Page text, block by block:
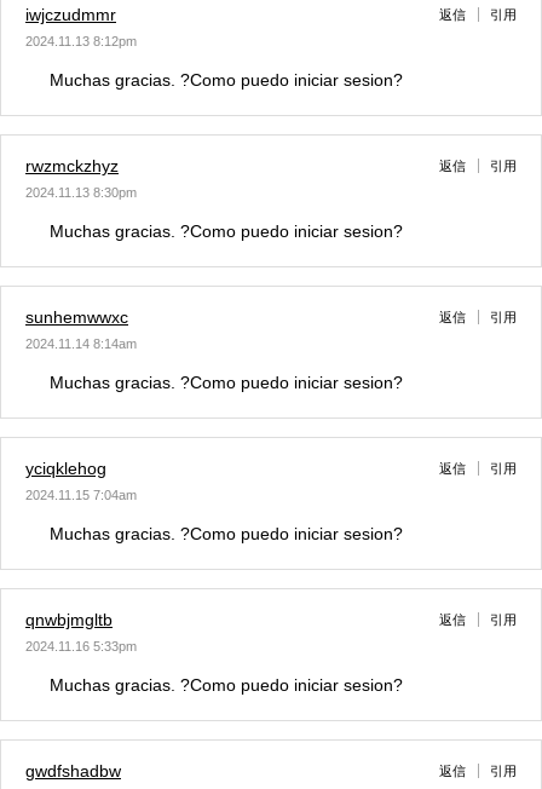
iwjczudmmr
2024.11.13 8:12pm
返信 引用
Muchas gracias. ?Como puedo iniciar sesion?
rwzmckzhyz
2024.11.13 8:30pm
返信 引用
Muchas gracias. ?Como puedo iniciar sesion?
sunhemwwxc
2024.11.14 8:14am
返信 引用
Muchas gracias. ?Como puedo iniciar sesion?
yciqklehog
2024.11.15 7:04am
返信 引用
Muchas gracias. ?Como puedo iniciar sesion?
qnwbjmgltb
2024.11.16 5:33pm
返信 引用
Muchas gracias. ?Como puedo iniciar sesion?
gwdfshadbw 返信 引用